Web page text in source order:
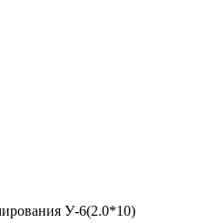
У-6(2.0*10)